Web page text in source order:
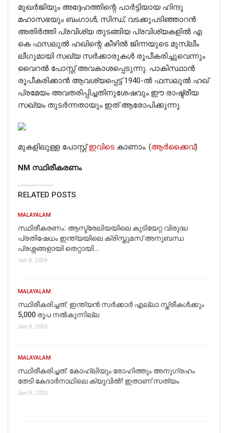
മുഖർജിയും അദ്ദേഹത്തിന്റെ പാർട്ടിയായ ഹിന്ദു
മഹാസഭയും ബംഗാൾ, സിന്ധ്, വടക്കുപടിഞ്ഞാറൻ
അതിർത്തി പ്രവിശ്യ തുടങ്ങിയ പ്രവിശ്യകളിൽ എ
കെ ഫസലുൽ ഹഖിന്റെ കീഴിൽ ജിന്നയുടെ മുസ്ലീം
ലീഗുമായി സഖ്യ സർക്കാരുകൾ രൂപീകരിച്ചുവെന്നും
വൈറൽ പോസ്റ്റ് അവകാശപ്പെടുന്നു. പാകിസ്ഥാൻ
രൂപീകരിക്കാൻ ആവശ്യപ്പെട്ട് 1940-ൽ ഫസലുൽ ഹഖ്
പ്രമേയം അവതരിപ്പിച്ചതിനുശേഷവും ഈ രാഷ്ട്രീയ
സഖ്യം തുടർന്നതായും ഇത് ആരോപിക്കുന്നു.
മുകളിലുള്ള പോസ്റ്റ്ഇവിടെ കാണാം. (ആർക്കൈവ്)
NM സ്ഥിരീകരണം
RELATED POSTS
MALAYALAM
സ്ഥിരീകരണം: ആസ്ട്രേലിയയിലെ കുടിയേറ്റ വിരുദ്ധ
പ്രതിഷേധം ഇന്ത്യയിലെ ക്രിസ്തുമസ് അനുബന്ധ
പ്രശ്നങ്ങളായി തെറ്റായി…
Jan 8, 2026
MALAYALAM
സ്ഥിരീകരിച്ചത്: ഇന്ത്യൻ സർക്കാർ എല്ലാ സ്ത്രീകൾക്കും
5,000 രൂപ നൽകുന്നില്ല
Jan 8, 2026
MALAYALAM
സ്ഥിരീകരിച്ചത്: കോഹ്‌ലിയും രോഹിത്തും അനുഗ്രഹം
തേടി കേദാര്‍നാഥിലെ ക്യൂവില്‍! ഇതാണ് സത്യം
Jan 8, 2026